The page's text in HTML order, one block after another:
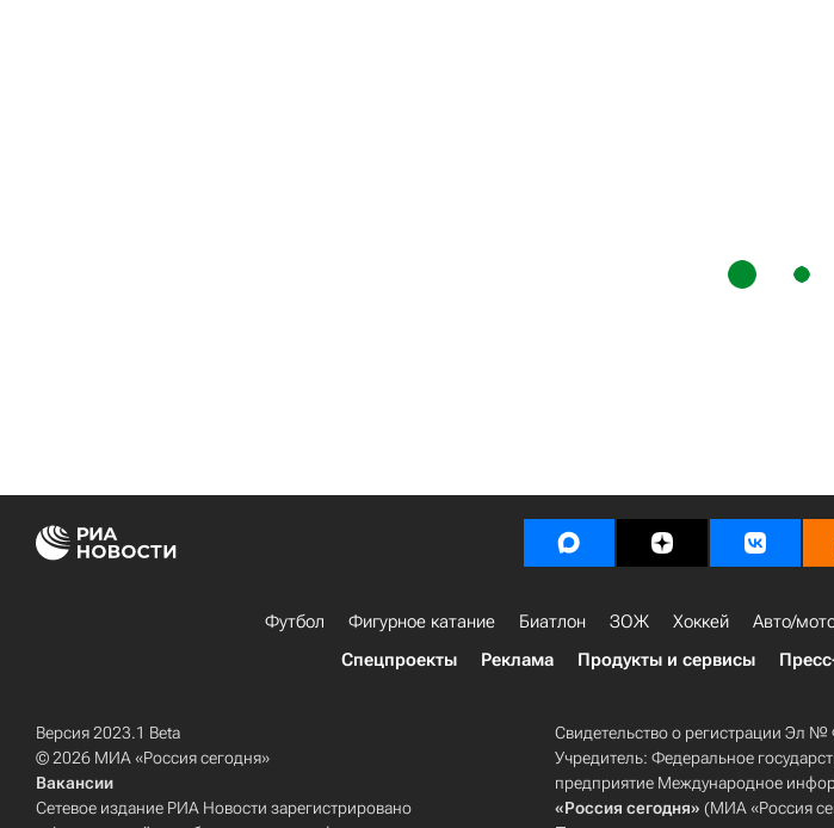
Футбол Фигурное катание Биатлон ЗОЖ Хоккей Авто/
Спецпроекты
Реклама Продукты и сервисы
Версия 2023.1 Beta
© 2026 МИА «Россия сегодня»
Вакансии
Сетевое издание РИА Новости зарегистрировано
Свидетельство о регистрации Эл
Учредитель: Федеральное
предприятие Международное
«Россия сегодня» (МИА «Россия